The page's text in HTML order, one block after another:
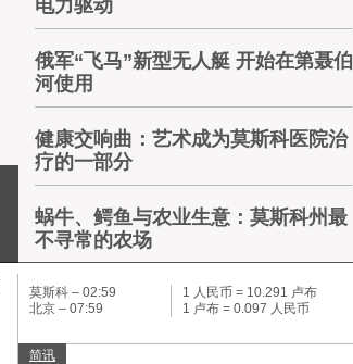
电力驱动
俄军“飞马”新型无人艇 开始在第聂伯
河使用
健康交响曲：艺术成为莫斯科医院治
疗的一部分
蜗牛、鳄鱼与农业生意：莫斯科州最
不寻常的农场
莫斯科 – 02:59
北京 – 07:59
1 人民币 = 10.291 卢布
1 卢布 = 0.097 人民币
简讯